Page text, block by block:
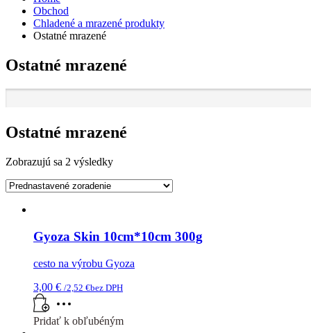
Obchod
Chladené a mrazené produkty
Ostatné mrazené
Ostatné mrazené
Ostatné mrazené
Zobrazujú sa 2 výsledky
Gyoza Skin 10cm*10cm 300g
cesto na výrobu Gyoza
3,00 € /2,52 €bez DPH
Pridať k obľubéným